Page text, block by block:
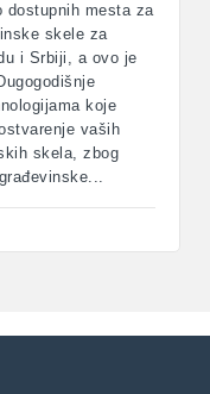
dostupnih mesta za
skele za
i Srbiji, a ovo je
koje
vaših
skela, zbog